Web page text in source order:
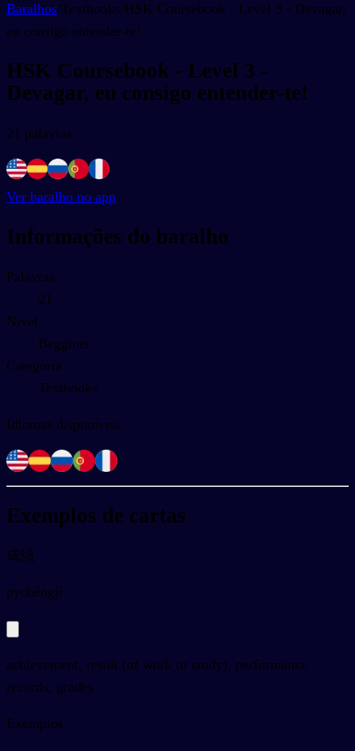
Baralhos/Textbooks/HSK Coursebook - Level 3 - Devagar,
eu consigo entender-te!
HSK Coursebook - Level 3 -
Devagar, eu consigo entender-te!
21 palavras
Ver baralho no app
Informações do baralho
Palavras
21
Nível
Begginer
Categoria
Textbooks
Idiomas disponíveis
Exemplos de cartas
成绩
pychéngjì
achievement, result (of work or study), performance
records, grades
Exemplos